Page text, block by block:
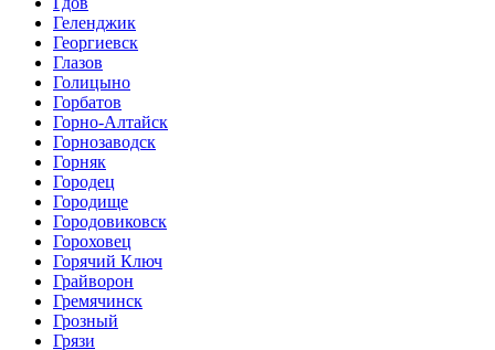
Геленджик
Георгиевск
Глазов
Голицыно
Горбатов
Горно-Алтайск
Горнозаводск
Горняк
Городец
Городище
Городовиковск
Гороховец
Горячий Ключ
Грайворон
Гремячинск
Грозный
Грязи